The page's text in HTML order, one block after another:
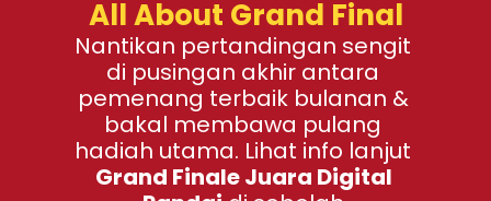
All About Grand Final
Nantikan pertandingan sengit
di pusingan akhir antara
pemenang terbaik bulanan &
bakal membawa pulang
Grand Finale Juara Digital